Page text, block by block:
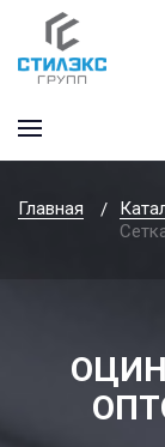
Главная